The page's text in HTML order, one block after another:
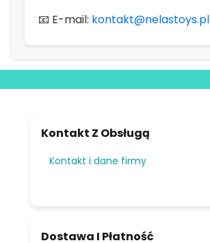
📧 E-mail: kontakt@nelastoys.pl
Kontakt Z Obsługą
Kontakt i dane firmy
Dostawa I Płatność